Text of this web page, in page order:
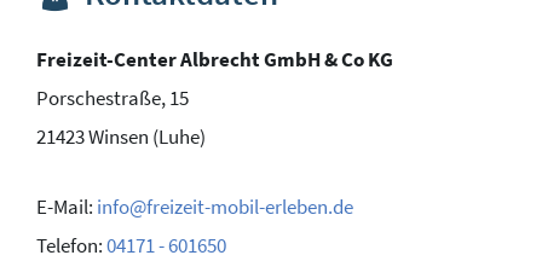
Freizeit-Center Albrecht GmbH & Co KG
Porschestraße, 15
21423Winsen (Luhe)
E-Mail: info@freizeit-mobil-erleben.de
Telefon:04171 - 601650